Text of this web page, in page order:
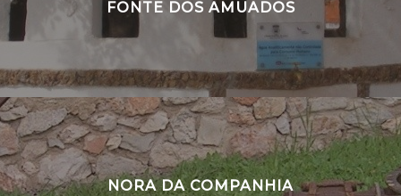
FONTE DOS AMUADOS
NORA DA COMPANHIA